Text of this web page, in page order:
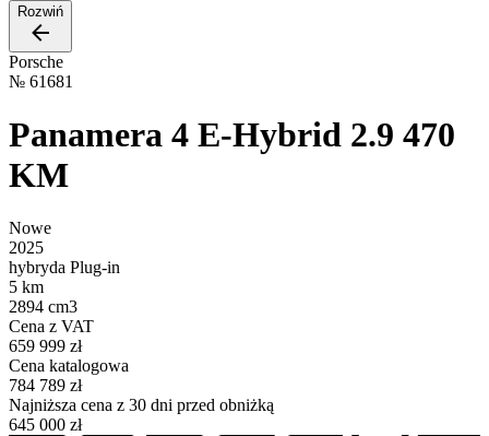
Rozwiń
Porsche
№ 61681
Panamera 4 E-Hybrid 2.9 470
KM
Nowe
2025
hybryda Plug-in
5 km
2894 cm3
Cena z VAT
659 999 zł
Cena katalogowa
784 789 zł
Najniższa cena z 30 dni przed obniżką
645 000 zł